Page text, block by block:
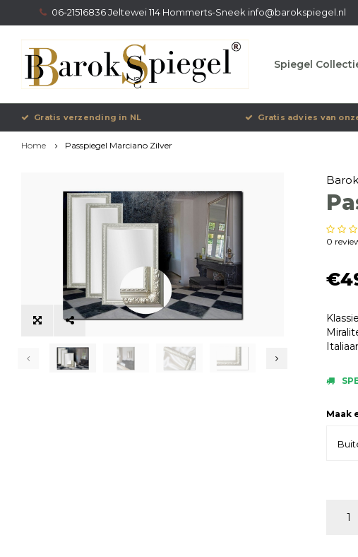
06-21516836 Jeltewei 114 Hommerts-Sneek info@barokspiegel.nl
Spiegel
Gratis verzending in NL Gratis advies van
Home Passpiegel Marciano Zilver
0
Maak